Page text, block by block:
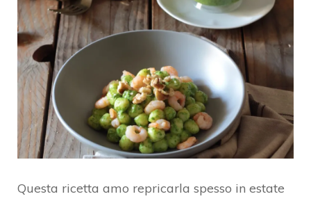
Questa ricetta amo repricarla spesso in estate